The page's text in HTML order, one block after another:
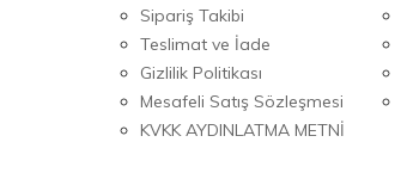
Sipariş Takibi
Teslimat ve İade
Gizlilik Politikası
Mesafeli Satış Sözleşmesi
KVKK AYDINLATMA METNİ